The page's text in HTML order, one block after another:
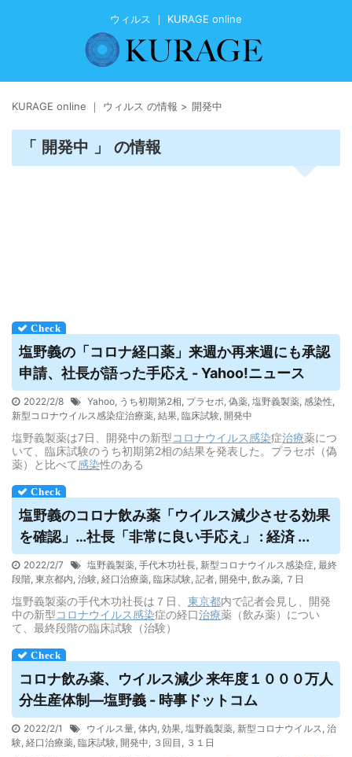
ウィルス ｜ KURAGE online
KURAGE online ｜ ウィルス の情報 > 開発中
「 開発中 」 の情報
塩野義の「コロナ経口薬」来週か再来週にも承認
申請、社長が語った手応え - Yahoo!ニュース
2022/2/8 Yahoo, うち初期第2相, プラセボ, 偽薬, 塩野義製薬, 感染性,
新型コロナウイルス感染症治療薬, 結果, 臨床試験, 開発中
塩野義製薬は7日、開発中の新型コロナウイルス感染症治療薬につ
いて、臨床試験のうち初期第2相の結果を発表した。プラセボ（偽
薬）と比べて感染性のある
塩野義のコロナ飲み薬「 ウイルス減少させる効果
を確認」…社長「非常に良い手応え」 : 経済 ...
2022/2/7 塩野義製薬, 手代木功社長, 新型コロナウイルス感染症, 最終
段階, 東京都内, 治験, 経口治療薬, 臨床試験, 記者, 開発中, 飲み薬, ７日
塩野義製薬の手代木功社長は７日、 東京都内で記者会見し、開発
中の新型コロナウイルス感染症の経口治療薬（飲み薬）につい
て、最終段階の臨床試験（治験）
コロナ飲み薬、 ウイルス減少 来年度１０００万人
分生産体制―塩野義 - 時事ドットコム
2022/2/1 ウイルス量, 体内, 効果, 塩野義製薬, 新型コロナウイルス, 治
験, 経口治療薬, 臨床試験, 開発中, ３回目 , ３１日